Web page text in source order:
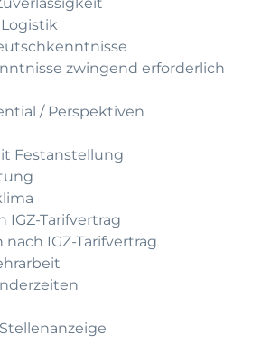
zwingend erforderlich
/ Perspektiven
Festanstellung
IGZ-Tarifvertrag
IGZ-Tarifvertrag